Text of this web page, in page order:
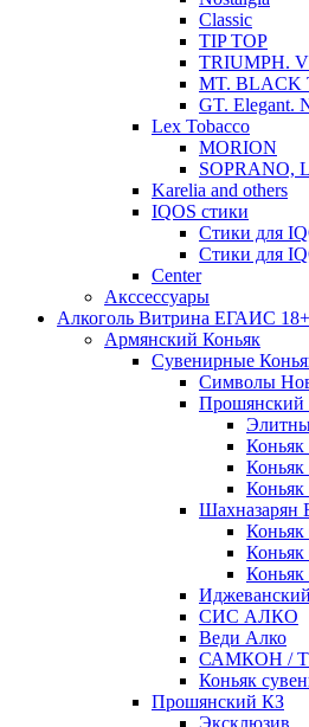
Classic
TIP TOP
TRIUMPH.
MT. BLACK
GT. Elegant.
Lex Tobacco
MORION
SOPRANO,
Karelia and others
IQOS стики
Стики для
Стики для
Сenter
Акссессуары
Алкоголь Витрина ЕГАИС 18+
Армянский Коньяк
Сувенирные
Символы
Прошянский
Коньяк
Коньяк
Коньяк
Шахназарян
Коньяк
Коньяк
Коньяк
СИС АЛКО
Веди Алко
САМКОН /
Коньяк
Прошянский КЗ
Эксклюзив